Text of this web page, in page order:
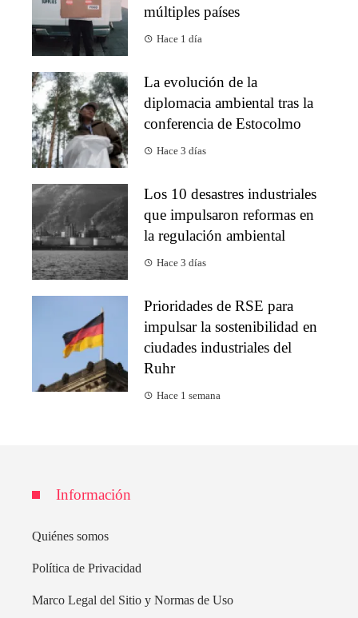
múltiples países
Hace 1 día
La evolución de la
diplomacia ambiental tras la
conferencia de Estocolmo
Hace 3 días
Los 10 desastres industriales
que impulsaron reformas en
la regulación ambiental
Hace 3 días
Prioridades de RSE para
impulsar la sostenibilidad en
ciudades industriales del
Ruhr
Hace 1 semana
Información
Quiénes somos
Política de Privacidad
Marco Legal del Sitio y Normas de Uso